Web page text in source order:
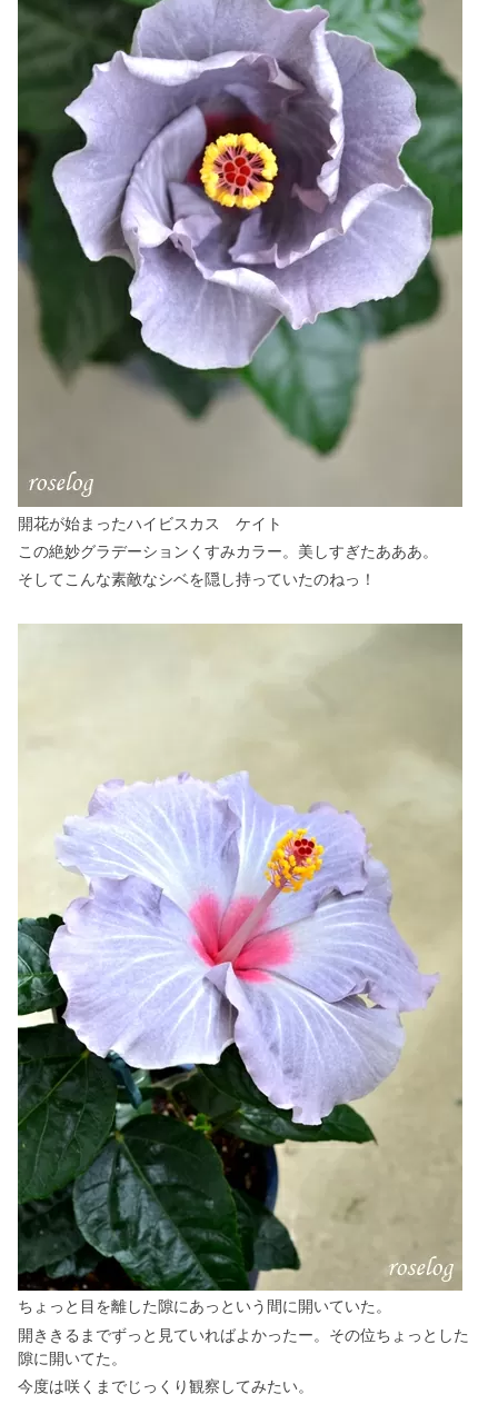
開花が始まったハイビスカス ケイト
この絶妙グラデーションくすみカラー。美しすぎたあああ。
そしてこんな素敵なシベを隠し持っていたのねっ！
ちょっと目を離した隙にあっという間に開いていた。
開ききるまでずっと見ていればよかったー。その位ちょっとした
隙に開いてた。
今度は咲くまでじっくり観察してみたい。